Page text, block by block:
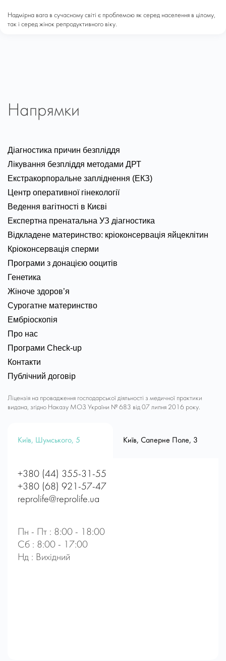
Надмірна вага в сучасному світі є проблемою як серед населення в цілому,
так і серед жінок репродуктивного віку.
Напрямки
Діагностика причин безпліддя
Лікування безпліддя методами ДРТ
Екстракорпоральне запліднення (ЕКЗ)
Центр оперативної гінекології
Ведення вагітності в Києві
Експертна пренатальна УЗ діагностика
Відкладене материнство: кріоконсервація яйцеклітин
Кріоконсервація сперми
Програми з донацією ооцитів
Генетика
Жіноче здоров’я
Сурогатне материнство
Ембріоскопія
Про нас
Програми Check-up
Контакти
Публічний договір
Ліцензія на провадження господарської діяльності з медичної практики
видана, згідно Наказу МОЗ України № 683 від 07 липня 2016 року.
Київ, Шумського, 5 Київ, Саперне Поле, 3
+380 (44) 355-31-55
+380 (68) 921-57-47
reprolife@reprolife.ua
Пн - Пт : 8:00 - 18:00
Сб : 8:00 - 17:00
Нд : Вихідний